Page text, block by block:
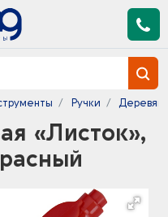
Ручки
«Листок»,